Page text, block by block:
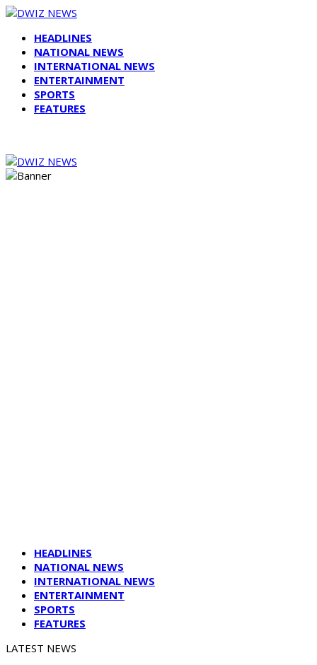
HEADLINES
NATIONAL NEWS
INTERNATIONAL NEWS
ENTERTAINMENT
SPORTS
FEATURES
HEADLINES
NATIONAL NEWS
INTERNATIONAL NEWS
ENTERTAINMENT
SPORTS
FEATURES
LATEST NEWS